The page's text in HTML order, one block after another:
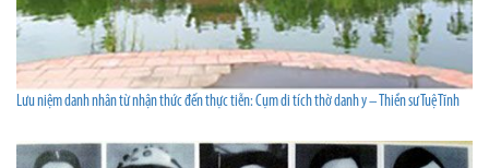
Lưu niệm danh nhân từ nhận thức đến thực tiễn: Cụm di tích thờ danh y – Thiền sư Tuệ Tĩnh